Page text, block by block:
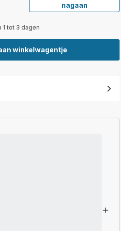
nagaan
1 tot 3 dagen
winkelwagentje